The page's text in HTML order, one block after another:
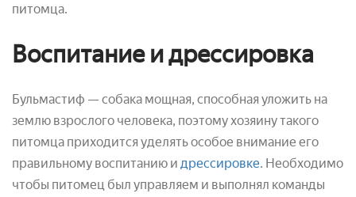
питомца.
Воспитание и дрессировка
Бульмастиф — собака мощная, способная уложить на
землю взрослого человека, поэтому хозяину такого
питомца приходится уделять особое внимание его
правильному воспитанию и дрессировке. Необходимо
чтобы питомец был управляем и выполнял команды